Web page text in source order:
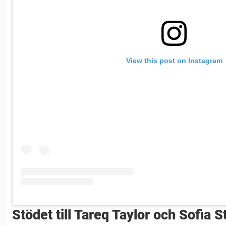
View this post on Instagram
Stödet till Tareq Taylor och Sofia